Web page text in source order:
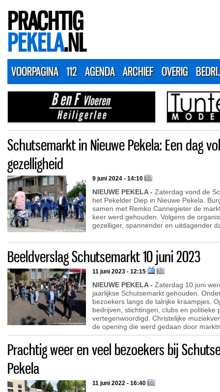
PRACHTIG
PEKELA.NL
VOORPAGINA 112 AGENDA ARCHIEF OVERIG
Schutsemarkt in Nieuwe Pekela: Een dag
gezelligheid
9 juni 2024 - 14:10
NIEUWE PEKELA - Zaterdag vond de
het Pekelder Diep in Nieuwe Pekela.
samen met Remko Cannegieter de
keer werd gehouden. Volgens de
gezelliger, spannender en uitdagender
Beeldverslag Schutsemarkt 10 juni 2023
11 juni 2023 - 12:15
NIEUWE PEKELA - Zaterdag 10 juni
jaarlijkse Schutsemarkt gehouden.
bezoekers langs de talrijke kraampjes.
bedrijven, stichtingen, clubs en politieke
vertegenwoordigd. Christelijke
de opening die werd gedaan door
Prachtig weer en veel bezoekers bij
Pekela
11 juni 2022 - 16:40